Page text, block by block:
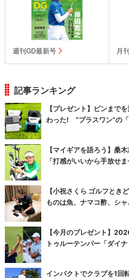
週刊GD最新号 月
記事ランキング
【プレゼント】ピンまで
わった! “プラスワン”の
【マイギアを語ろう】桑
「打感がいいから手放せま
【小祝さくら ゴルフと
ものは魚、ナマコ酢、シャ
【今月のプレゼント】
トゥルーテンパー「ダイ
インパクトでクラブを1回